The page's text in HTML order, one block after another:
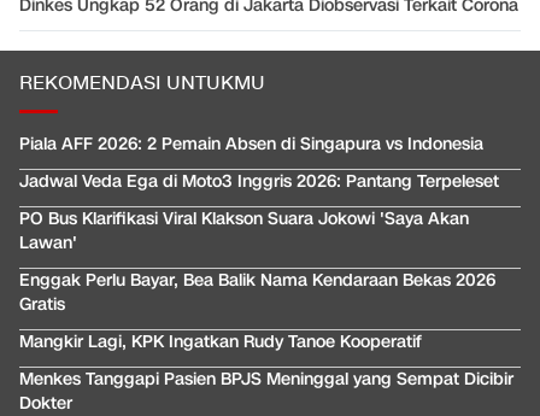
Dinkes Ungkap 52 Orang di Jakarta Diobservasi Terkait Corona
REKOMENDASI UNTUKMU
Piala AFF 2026: 2 Pemain Absen di Singapura vs Indonesia
Jadwal Veda Ega di Moto3 Inggris 2026: Pantang Terpeleset
PO Bus Klarifikasi Viral Klakson Suara Jokowi 'Saya Akan
Lawan'
Enggak Perlu Bayar, Bea Balik Nama Kendaraan Bekas 2026
Gratis
Mangkir Lagi, KPK Ingatkan Rudy Tanoe Kooperatif
Menkes Tanggapi Pasien BPJS Meninggal yang Sempat Dicibir
Dokter